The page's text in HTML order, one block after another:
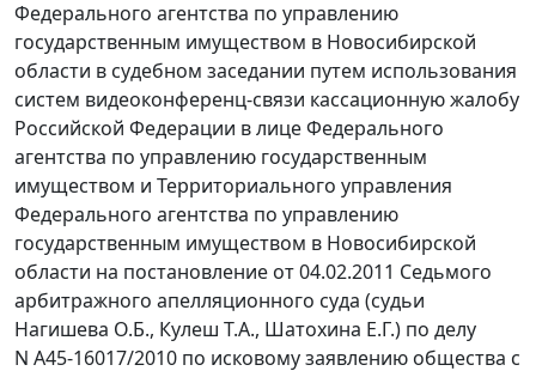
Федерального агентства по управлению
государственным имуществом в Новосибирской
области в судебном заседании путем использования
систем видеоконференц-связи кассационную жалобу
Российской Федерации в лице Федерального
агентства по управлению государственным
имуществом и Территориального управления
Федерального агентства по управлению
государственным имуществом в Новосибирской
области на постановление от 04.02.2011 Седьмого
арбитражного апелляционного суда (судьи
Нагишева О.Б., Кулеш Т.А., Шатохина Е.Г.) по делу
N А45-16017/2010 по исковому заявлению общества с